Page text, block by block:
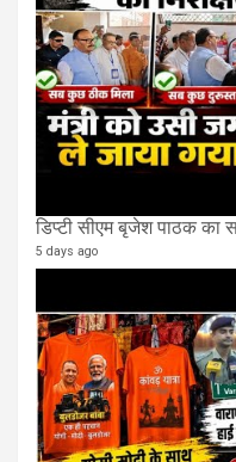
डिप्टी सीएम बृजेश पाठक का
5 days ago